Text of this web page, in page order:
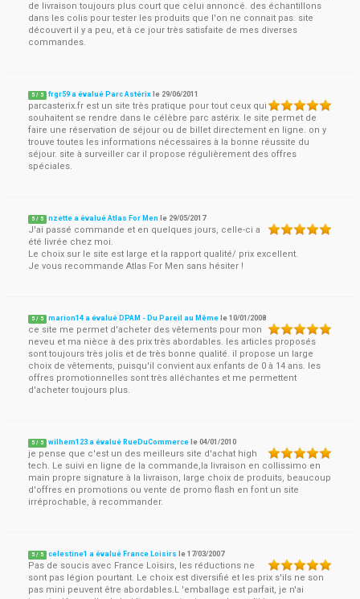
de livraison toujours plus court que celui annoncé. des échantillons
dans les colis pour tester les produits que l'on ne connait pas. site
découvert il y a peu, et à ce jour très satisfaite de mes diverses
commandes.
5 / 5 frgr59 a évalué Parc Astérix le 29/06/2011
parcasterix.fr est un site très pratique pour tout ceux qui
souhaitent se rendre dans le célèbre parc astérix. le site permet de
faire une réservation de séjour ou de billet directement en ligne. on y
trouve toutes les informations nécessaires à la bonne réussite du
séjour. site à surveiller car il propose régulièrement des offres
spéciales.
5 / 5 nzette a évalué Atlas For Men le 29/05/2017
J'ai passé commande et en quelques jours, celle-ci a
été livrée chez moi.
Le choix sur le site est large et la rapport qualité/ prix excellent.
Je vous recommande Atlas For Men sans hésiter !
5 / 5 marion14 a évalué DPAM - Du Pareil au Même le10/01/2008
ce site me permet d'acheter des vêtements pour mon
neveu et ma nièce à des prix très abordables. les articles proposés
sont toujours très jolis et de très bonne qualité. il propose un large
choix de vêtements, puisqu'il convient aux enfants de 0 à 14 ans. les
offres promotionnelles sont très alléchantes et me permettent
d'acheter toujours plus.
5 / 5 wilhem123 a évalué RueDuCommerce le04/01/2010
je pense que c'est un des meilleurs site d'achat high
tech. Le suivi en ligne de la commande,la livraison en collissimo en
main propre signature à la livraison, large choix de produits, beaucoup
d'offres en promotions ou vente de promo flash en font un site
irréprochable, à recommander.
5 / 5 celestine1 a évalué France Loisirs le17/03/2007
Pas de soucis avec France Loisirs, les réductions ne
sont pas légion pourtant. Le choix est diversifié et les prix s'ils ne son
pas mini peuvent être abordables.L 'emballage est parfait, je n'ai